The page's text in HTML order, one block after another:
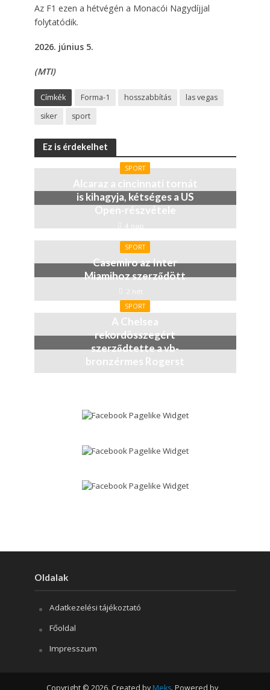
Az F1 ezen a hétvégén a Monacói Nagydíjjal
folytatódik.
2026. június 5.
(MTI)
Címkék Forma-1 hosszabbítás
las vegas
siker
sport
Ez is érdekelhet
SPORT
Alcaraz a cincinnati tornát
is kihagyja, kétséges a US
Open-részvétele
4 nap
SPORT
Casemiro az Inter
Miamihoz szerződött
2 hét
SPORT
A Chelsea
rekordösszegért
szerződtette a vb-
bronzérmes Rogerst
Oldalak
Adatkezelési tájékoztató
Főoldal
Impresszum